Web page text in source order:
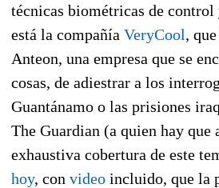
técnicas biométricas de control
está la compañía VeryCool,
Anteon, una empresa que se
cosas, de adiestrar a los
Guantánamo o las prisiones
The Guardian (a quien hay que
exhaustiva cobertura de este
hoy, con video incluido, que la